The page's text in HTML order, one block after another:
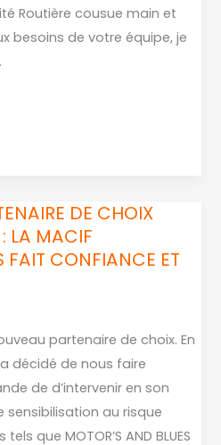
Routière cousue main et
besoins de votre équipe, je
DE CHOIX
: LA MACIF
FAIT CONFIANCE ET
partenaire de choix. En
a décidé de nous faire
de d’intervenir en son
au risque
que MOTOR’S AND BLUES